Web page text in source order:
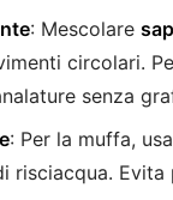
: Mescolare
circolari.
senza
: Per la muffa,
risciacqua.